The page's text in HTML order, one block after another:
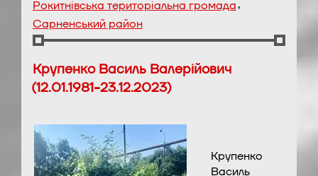
Рокитнівська територіальна громада,
Сарненський район
Крупенко Василь Валерійович
(12.01.1981-23.12.2023)
Крупенко
Василь